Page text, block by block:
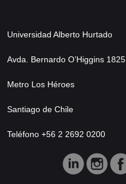
Universidad Alberto Hurtado
Avda. Bernardo O’Higgins 1825
Metro Los Héroes
Santiago de Chile
Teléfono +56 2 2692 0200